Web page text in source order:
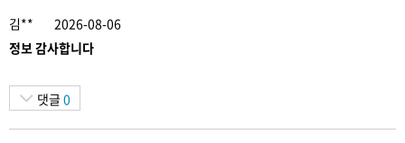
김**
2026-08-06
정보 감사합니다
댓글 0